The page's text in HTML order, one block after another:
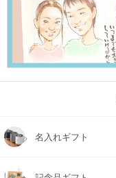
名入れギフト